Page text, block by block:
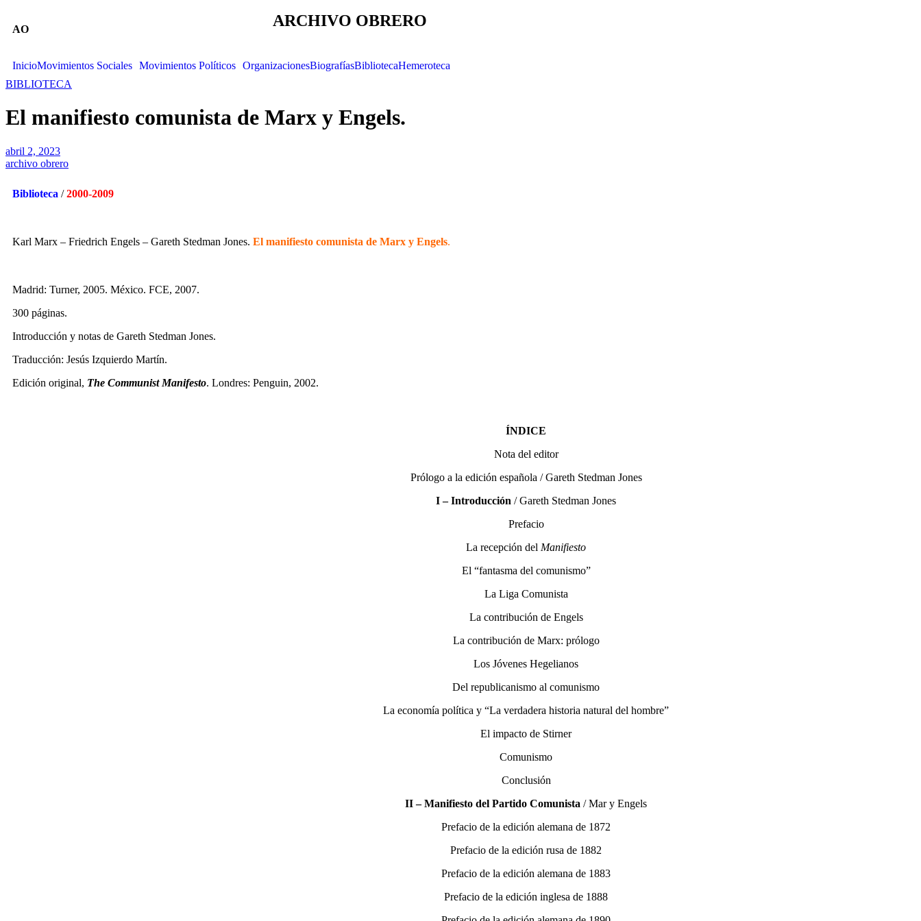
AO ARCHIVO OBRERO
InicioMovimientos Sociales Movimientos Políticos OrganizacionesBiografíasBibliotecaHemeroteca
BIBLIOTECA
El manifiesto comunista de Marx y Engels.
abril 2, 2023
archivo obrero
Biblioteca /2000-2009
Karl Marx – Friedrich Engels – Gareth Stedman Jones. El manifiesto comunista de Marx y Engels.
Madrid: Turner, 2005. México. FCE, 2007.
300 páginas.
Introducción y notas de Gareth Stedman Jones.
Traducción: Jesús Izquierdo Martín.
Edición original, The Communist Manifesto. Londres: Penguin, 2002.
ÍNDICE
Nota del editor
Prólogo a la edición española / Gareth Stedman Jones
I – Introducción / Gareth Stedman Jones
Prefacio
La recepción del Manifiesto
El “fantasma del comunismo”
La Liga Comunista
La contribución de Engels
La contribución de Marx: prólogo
Los Jóvenes Hegelianos
Del republicanismo al comunismo
La economía política y “La verdadera historia natural del hombre”
El impacto de Stirner
Comunismo
Conclusión
II – Manifiesto del Partido Comunista/ Mar y Engels
Prefacio de la edición alemana de 1872
Prefacio de la edición rusa de 1882
Prefacio de la edición alemana de 1883
Prefacio de la edición inglesa de 1888